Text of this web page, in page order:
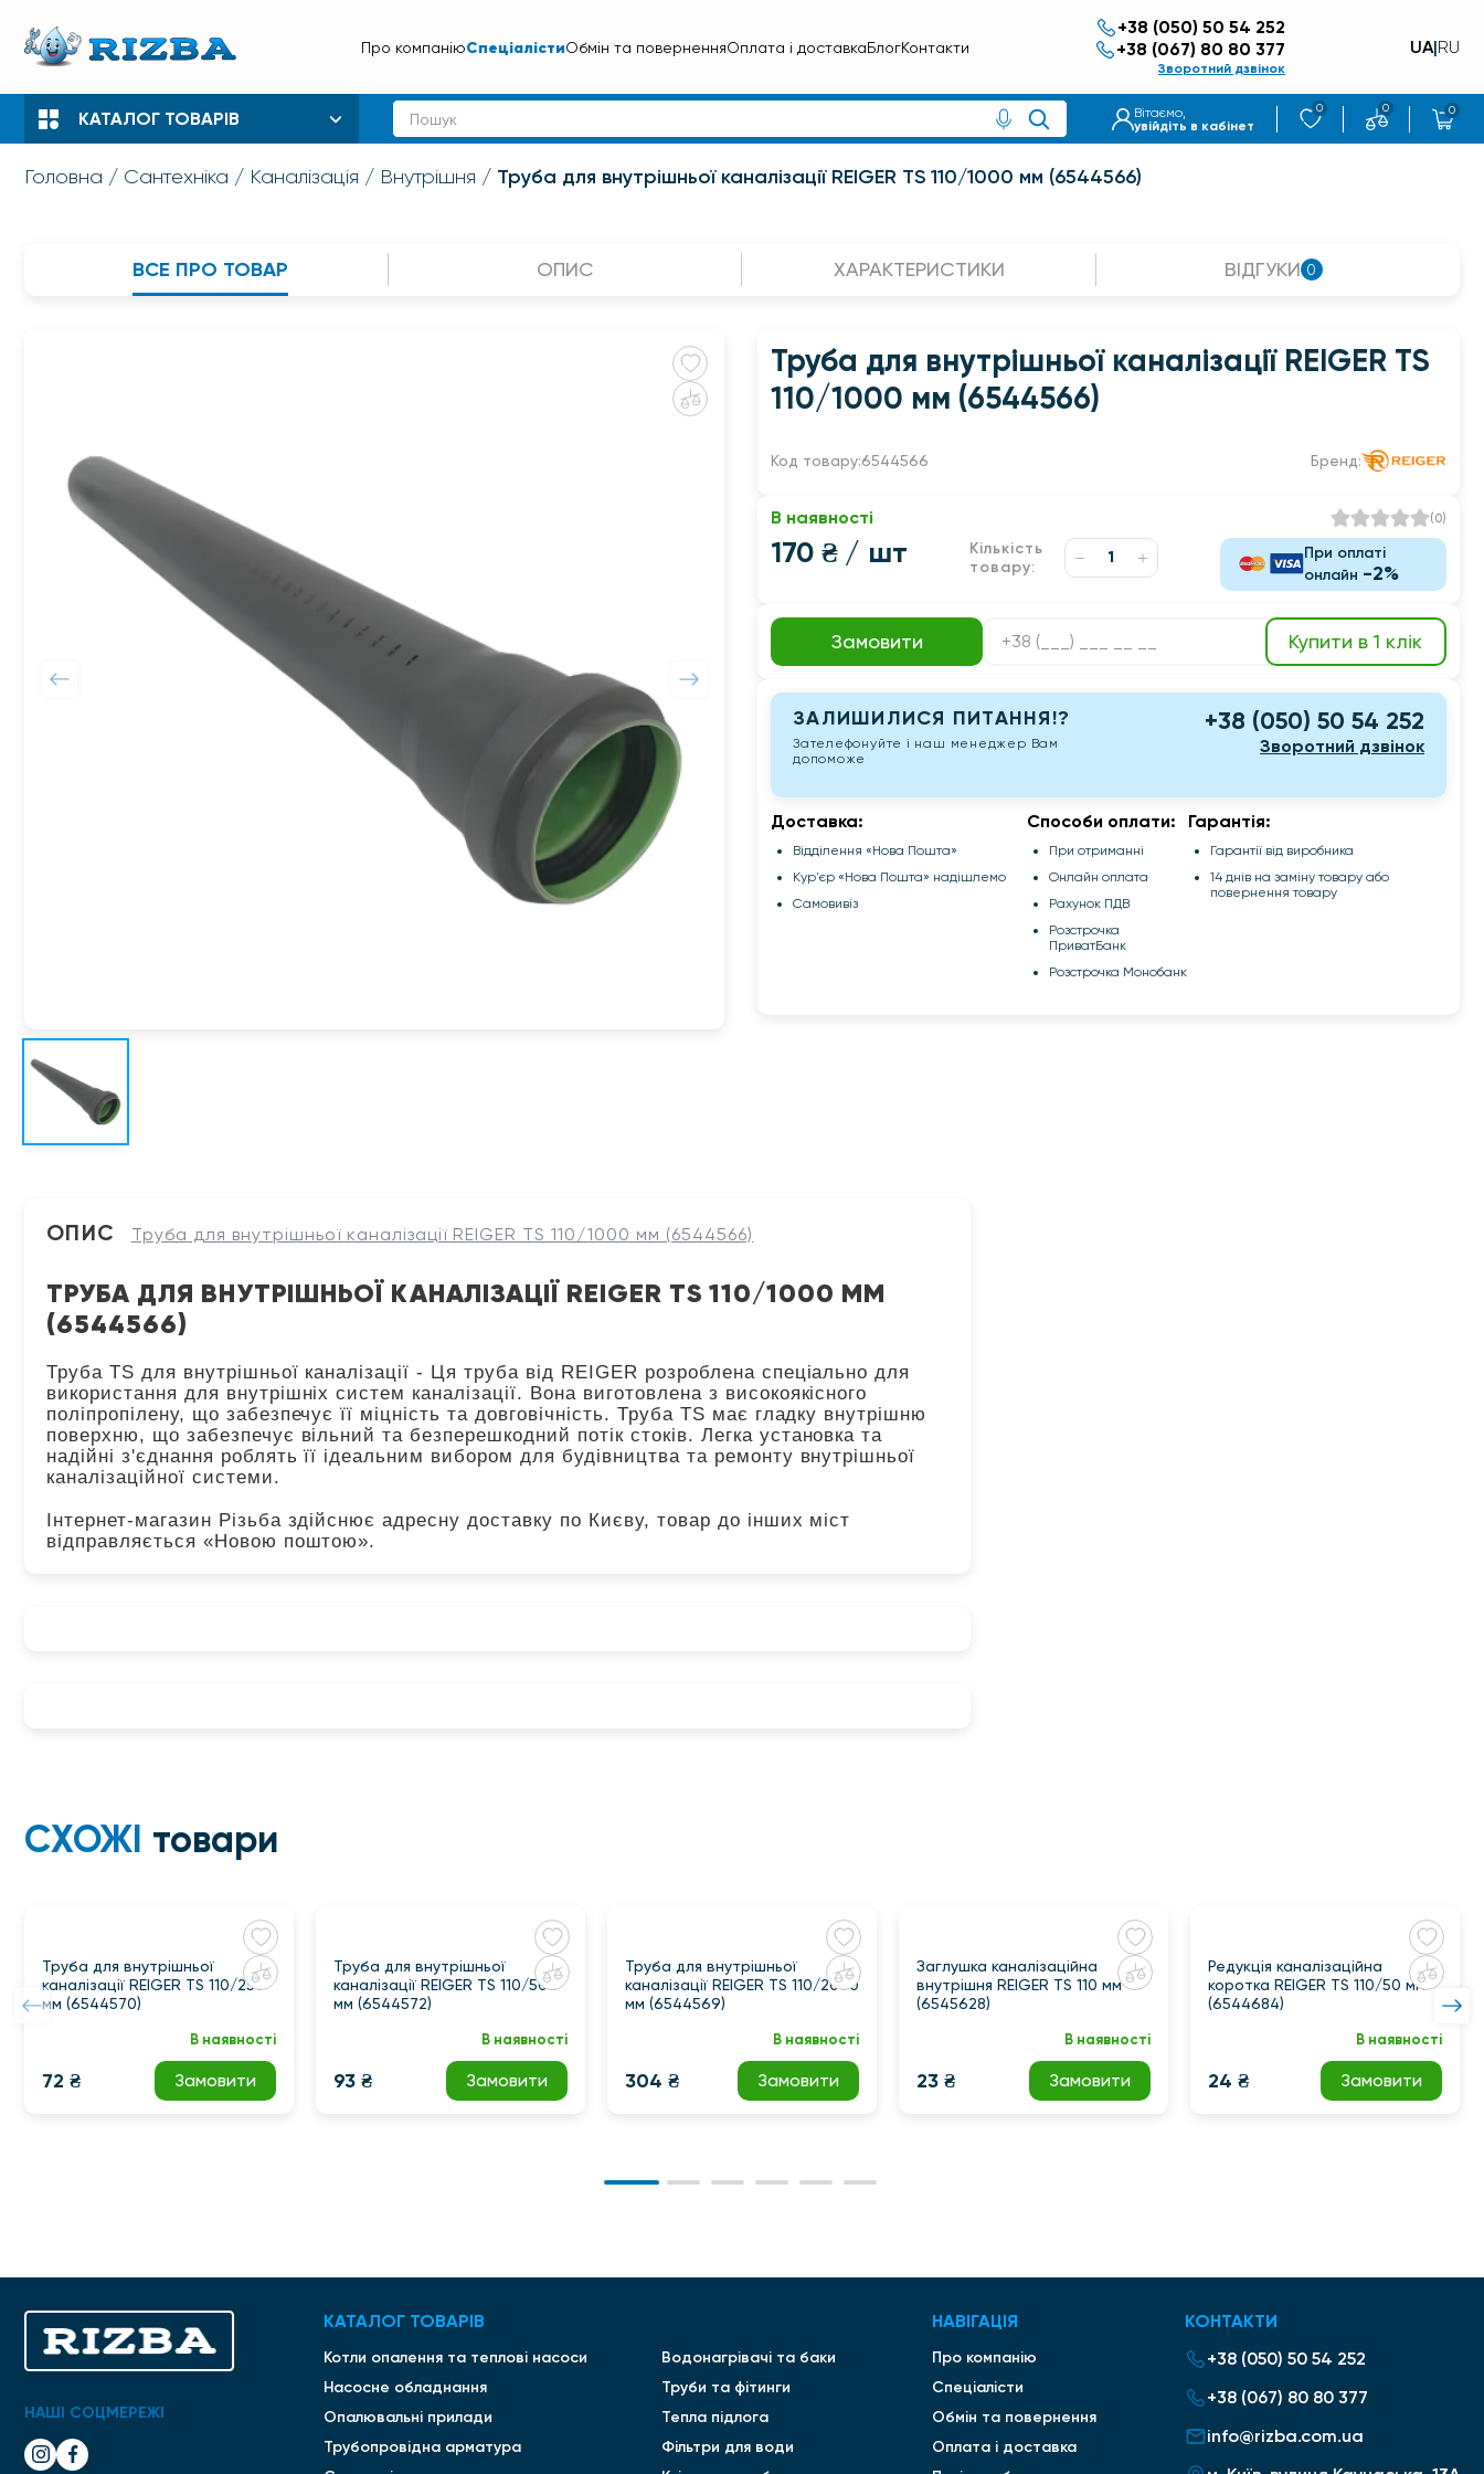
Про компаніюСпеціалістиОбмін та поверненняОплата і доставкаБлогКонтакти
+38 (050) 50 54 252
+38 (067) 80 80 377
Зворотний дзвінок
UA|RU
КАТАЛОГ ТОВАРІВ
Вітаємо,
увійдіть в кабінет
0 0 0
Головна Сантехніка Каналізація Внутрішня Труба для внутрішньої каналізації REIGER TS 110/1000 мм (6544566)
ВСЕ ПРО ТОВАР ОПИС ХАРАКТЕРИСТИКИ ВІДГУКИ 0
Труба для внутрішньої каналізації REIGER TS
110/1000 мм (6544566)
Код товару:6544566 Бренд:
В наявності (0)
170 ₴/ шт
Кількість
товару:
При оплаті
онлайн -2%
Замовити Купити в 1 клік
ЗАЛИШИЛИСЯ ПИТАННЯ!?
Зателефонуйте і наш менеджер Вам
допоможе
+38 (050) 50 54 252
Зворотний дзвінок
Доставка:
Відділення «Нова Пошта»
Кур'єр «Нова Пошта» надішлемо
Самовивіз
Способи оплати:
При отриманні
Онлайн оплата
Рахунок ПДВ
Розстрочка
ПриватБанк
Розстрочка Монобанк
Гарантія:
Гарантії від виробника
14 днів на заміну товару або
повернення товару
ОПИС Труба для внутрішньої каналізації REIGER TS 110/1000 мм (6544566)
ТРУБА ДЛЯ ВНУТРІШНЬОЇ КАНАЛІЗАЦІЇ REIGER TS 110/1000 ММ
(6544566)
Труба TS для внутрішньої каналізації - Ця труба від REIGER розроблена спеціально для
використання для внутрішніх систем каналізації. Вона виготовлена з високоякісного
поліпропілену, що забезпечує її міцність та довговічність. Труба TS має гладку внутрішню
поверхню, що забезпечує вільний та безперешкодний потік стоків. Легка установка та
надійні з'єднання роблять її ідеальним вибором для будівництва та ремонту внутрішньої
каналізаційної системи.
Інтернет-магазин Різьба здійснює адресну доставку по Києву, товар до інших міст
відправляється «Новою поштою».
СХОЖІ товари
Труба для внутрішньої
каналізації REIGER TS 110/250
мм (6544570)
В наявності
72 ₴ Замовити
Труба для внутрішньої
каналізації REIGER TS 110/500
мм (6544572)
В наявності
93 ₴ Замовити
Труба для внутрішньої
каналізації REIGER TS 110/2000
мм (6544569)
В наявності
304 ₴ Замовити
Заглушка каналізаційна
внутрішня REIGER TS 110 мм
(6545628)
В наявності
23 ₴ Замовити
Редукція каналізаційна
коротка REIGER TS 110/50 мм
(6544684)
В наявності
24 ₴ Замовити
НАШІ СОЦМЕРЕЖІ
КАТАЛОГ ТОВАРІВ
Котли опалення та теплові насоси
Водонагрівачі та баки
Насосне обладнання
Труби та фітинги
Опалювальні прилади
Тепла підлога
Трубопровідна арматура
Фільтри для води
НАВІГАЦІЯ
Про компанію
Спеціалісти
Обмін та повернення
Оплата і доставка
КОНТАКТИ
+38 (050) 50 54 252
+38 (067) 80 80 377
info@rizba.com.ua